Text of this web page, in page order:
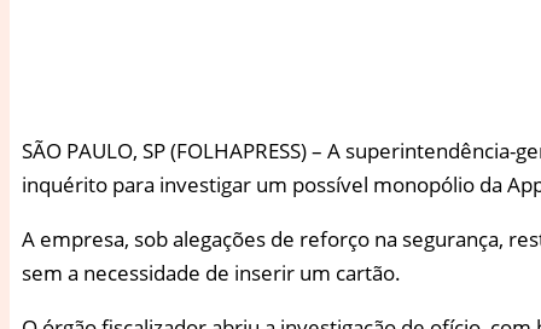
SÃO PAULO, SP (FOLHAPRESS) – A
inquérito para investigar um possível monopólio da
A empresa, sob alegações de reforço na segurança,
sem a necessidade de inserir um cartão.